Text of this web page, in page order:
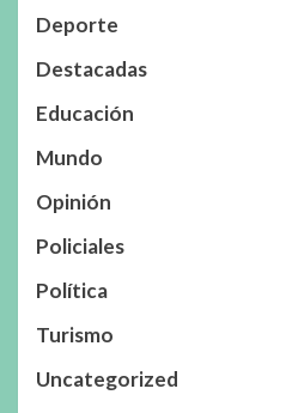
Deporte
Destacadas
Educación
Mundo
Opinión
Policiales
Política
Turismo
Uncategorized